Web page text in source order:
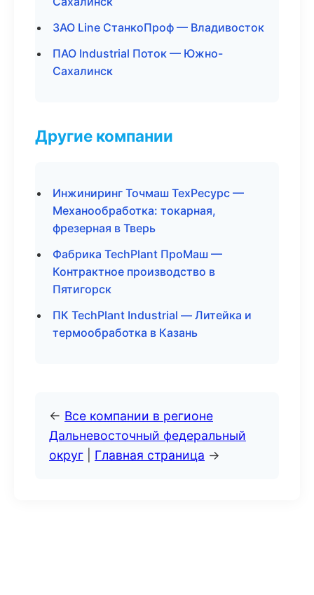
ЗАО Line СтанкоПроф — Владивосток
ПАО Industrial Поток — Южно-
Сахалинск
Другие компании
Инжиниринг Точмаш ТехРесурс —
Механообработка: токарная,
фрезерная в Тверь
Фабрика TechPlant ПроМаш —
Контрактное производство в
Пятигорск
ПК TechPlant Industrial — Литейка и
термообработка в Казань
← Все компании в регионе
Дальневосточный федеральный
округ
Главная страница →